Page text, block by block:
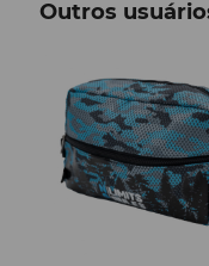
Outros